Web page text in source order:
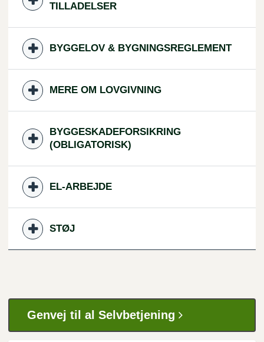
TILLADELSER
BYGGELOV & BYGNINGSREGLEMENT
MERE OM LOVGIVNING
BYGGESKADEFORSIKRING
(OBLIGATORISK)
EL-ARBEJDE
STØJ
Genvej til al Selvbetjening